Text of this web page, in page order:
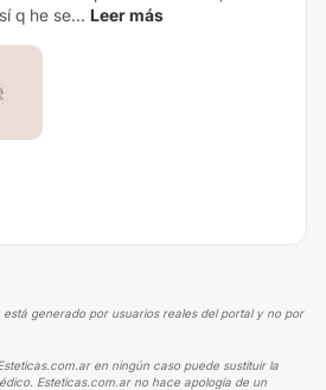
q he se... Leer más
está generado por usuarios reales del portal y no por
en ningún caso puede sustituir la
Esteticas.com.ar no hace apología de un